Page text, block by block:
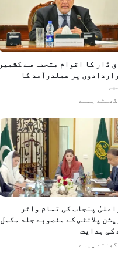
جاں بحق
ڈار کا اقوام متحدہ سے کشمیر
پر عملدرآمد کا
پنجاب کی تمام واٹر
پلانٹس کے منصوبے جلد مکمل
کی ہدایت